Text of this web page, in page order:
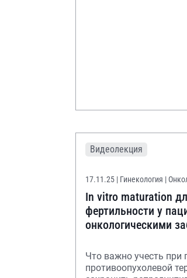
Видеолекция
17.11.25 | Гинекология |
In vitro maturation
фертильности у
онкологическими
Что важно учесть при
противоопухолевой